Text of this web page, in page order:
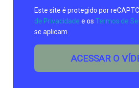
Este site é protegido por
de Privacidade e os Termos de
se aplicam
ACESSAR O